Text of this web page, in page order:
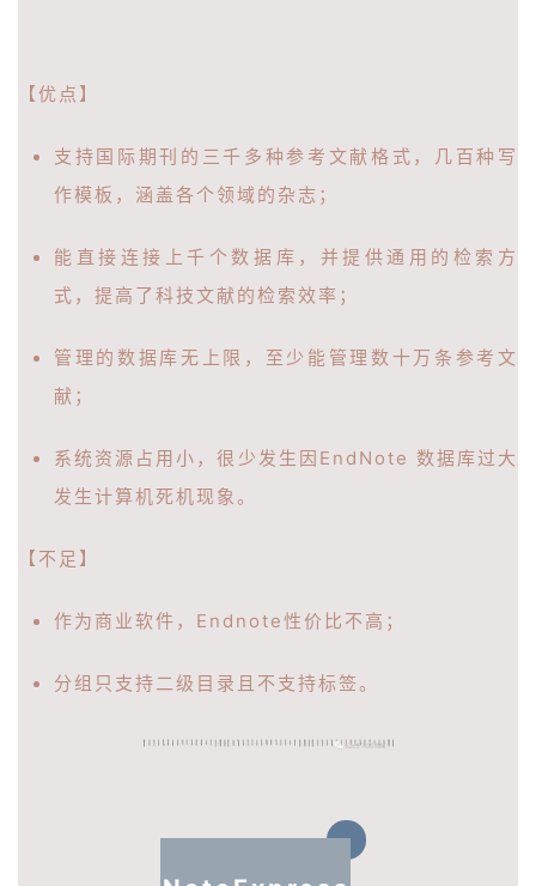
【优点】
支持国际期刊的三千多种参考文献格式，几百种写
作模板，涵盖各个领域的杂志；
能直接连接上千个数据库，并提供通用的检索方
式，提高了科技文献的检索效率；
管理的数据库无上限，至少能管理数十万条参考文
献；
系统资源占用小，很少发生因EndNote 数据库过大
发生计算机死机现象。
【不足】
作为商业软件，Endnote性价比不高；
分组只支持二级目录且不支持标签。